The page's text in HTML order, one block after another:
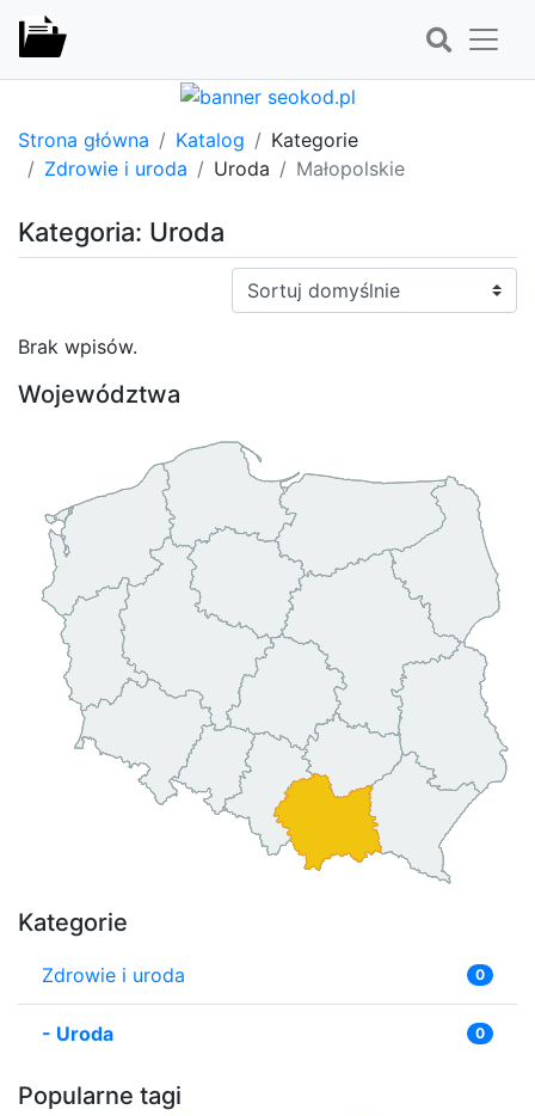
Strona główna Katalog
Kategorie
Zdrowie i uroda
Uroda Małopolskie
Kategoria: Uroda
Sortuj:
Brak wpisów.
Województwa
Kategorie
Zdrowie i uroda 0
- Uroda 0
Popularne tagi